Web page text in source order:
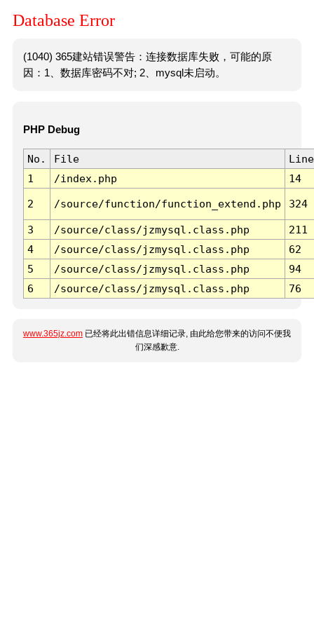
Database Error
(1040) 365建站错误警告：连接数据库失败，可能的原
因：1、数据库密码不对; 2、mysql未启动。
PHP Debug
No. File
Line
1
/index.php 14
2 /source/function/function_extend.php 324
3 /source/class/jzmysql.class.php
211
4
/source/class/jzmysql.class.php
62
5
/source/class/jzmysql.class.php
94
6
/source/class/jzmysql.class.php 76
www.365jz.com 已经将此出错信息详细记录, 由此给您带来的访问不便我
们深感歉意.